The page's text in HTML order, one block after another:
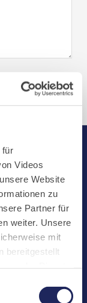
für
Videos
Website
zu
Partner für
weiter. Unsere
mit
bereitgestellt
das online